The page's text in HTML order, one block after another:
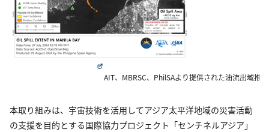
AIT、MBRSC、PhilSAより提供された油流出域推
本取り組みは、宇宙技術を活用してアジア太平洋地域の災害活動
の支援を目的とする国際協力プロジェクト「センチネルアジア」